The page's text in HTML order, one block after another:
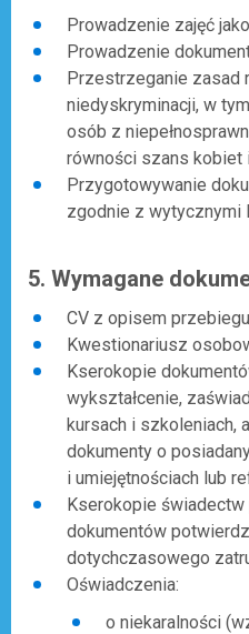
Prowadzenie zajęć
Prowadzenie
Przestrzeganie zasad
niedyskryminacji, w
osób z
równości szans kobiet
Przygotowywanie
zgodnie z wytycznymi
5. Wymagane
CV z opisem
Kwestionariusz
Kserokopie
wykształcenie,
kursach i szkoleniach,
dokumenty o
i umiejętnościach lub
Kserokopie świadectw
dokumentów
dotychczasowego
Oświadczenia:
o niekaralności